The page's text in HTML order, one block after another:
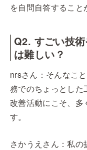
を自問自答すること
Q2. すごい技
は難しい？
nrsさん：そんなこ
務でのちょっとした
改善活動にこそ、
す。
さかうえさん：私